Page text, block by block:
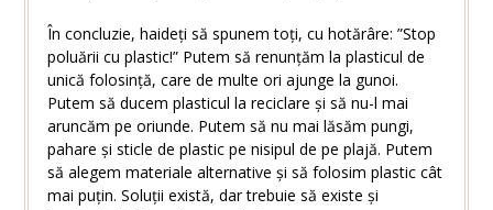
În concluzie, haideți să spunem toți, cu hotărâre: ”Stop
poluării cu plastic!” Putem să renunțăm la plasticul de
unică folosință, care de multe ori ajunge la gunoi.
Putem să ducem plasticul la reciclare și să nu-l mai
aruncăm pe oriunde. Putem să nu mai lăsăm pungi,
pahare și sticle de plastic pe nisipul de pe plajă. Putem
să alegem materiale alternative și să folosim plastic cât
mai puțin. Soluții există, dar trebuie să existe și